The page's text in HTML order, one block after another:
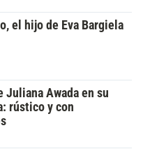
el hijo de Eva Bargiela
Juliana Awada en su
rústico y con